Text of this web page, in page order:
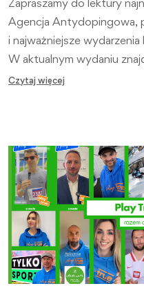
Zapraszamy do lektury
Agencja Antydopingowa,
i najważniejsze
W aktualnym wydaniu
Czytaj więcej